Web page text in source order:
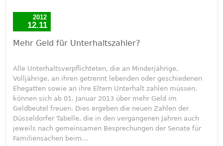
2012
12.11
Mehr Geld für Unterhaltszahler?
Alle Unterhaltsverpflichteten, die an Minderjährige,
Volljährige, an ihren getrennt lebenden oder geschiedenen
Ehegatten sowie an ihre Eltern Unterhalt zahlen müssen,
können sich ab 01. Januar 2013 über mehr Geld im
Geldbeutel freuen. Dies ergeben die neuen Zahlen der
Düsseldorfer Tabelle, die in den vergangenen Jahren auch
jeweils nach gemeinsamen Besprechungen der Senate für
Familiensachen beim…